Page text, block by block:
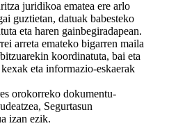
juridikoa ematea ere arlo
guztietan, datuak babesteko
eta haren gainbegiradapean.
arreta emateko bigarren maila
koordinatuta, bai eta
eta informazio-eskaerak
orokorreko dokumentu-
Segurtasun
izan ezik.